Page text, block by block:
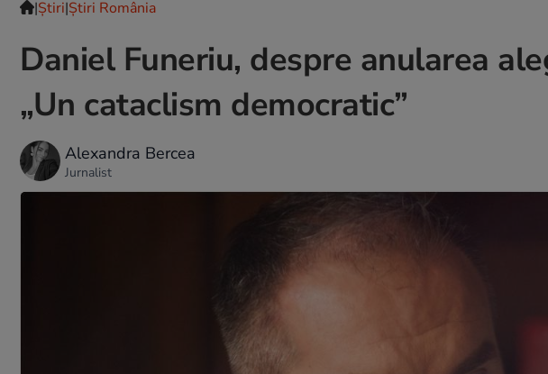
|Ştiri|Știri România
Daniel Funeriu, despre anularea
„Un cataclism democratic”
Alexandra Bercea
Jurnalist